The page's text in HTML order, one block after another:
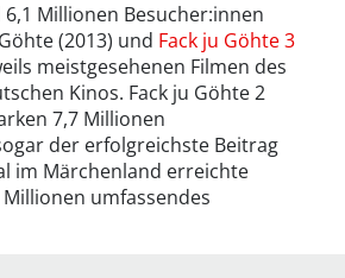
Millionen Besucher:innen
(2013) und Fack ju Göhte 3
meistgesehenen Filmen des
Kinos. Fack ju Göhte 2
7,7 Millionen
der erfolgreichste Beitrag
im Märchenland erreichte
umfassendes